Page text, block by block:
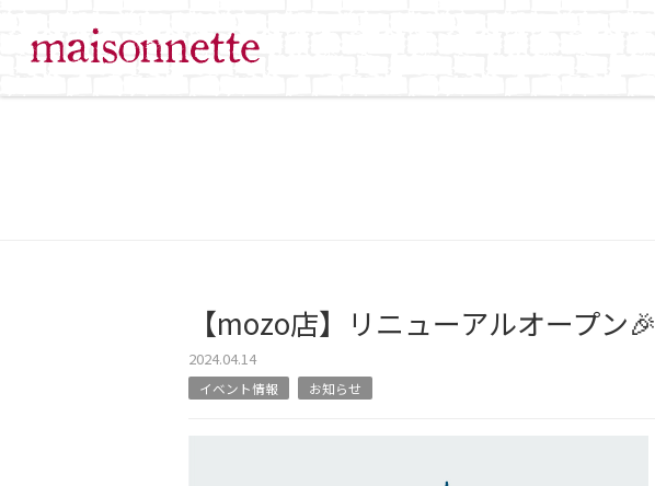
【mozo店】リニューアルオープン🎉
2024.04.14
イベント情報 お知らせ